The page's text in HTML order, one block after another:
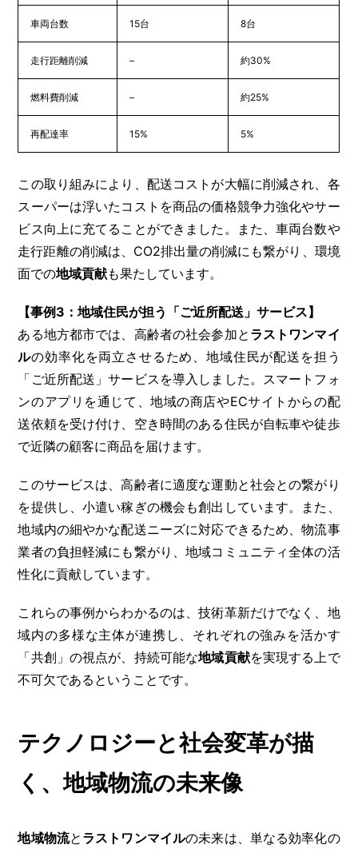
車両台数 15台 8台
走行距離削減 – 約30%
燃料費削減 – 約25%
再配達率 15% 5%
この取り組みにより、配送コストが大幅に削減され、各
スーパーは浮いたコストを商品の価格競争力強化やサー
ビス向上に充てることができました。また、車両台数や
走行距離の削減は、CO2排出量の削減にも繋がり、環境
面での地域貢献も果たしています。
【事例3：地域住民が担う「ご近所配送」サービス】
ある地方都市では、高齢者の社会参加と ラストワンマイ
ルの効率化を両立させるため、地域住民が配送を担う
「ご近所配送」サービスを導入しました。スマートフォ
ンのアプリを通じて、地域の商店やECサイトからの配
送依頼を受け付け、空き時間のある住民が自転車や徒歩
で近隣の顧客に商品を届けます。
このサービスは、高齢者に適度な運動と社会との繋がり
を提供し、小遣い稼ぎの機会も創出しています。また、
地域内の細やかな配送ニーズに対応できるため、物流事
業者の負担軽減にも繋がり、地域コミュニティ全体の活
性化に貢献しています。
これらの事例からわかるのは、技術革新だけでなく、地
域内の多様な主体が連携し、それぞれの強みを活かす
「共創」の視点が、持続可能な地域貢献を実現する上で
不可欠であるということです。
テクノロジーと社会変革が描
く、地域物流の未来像
地域物流と ラストワンマイルの未来は、単なる効率化の